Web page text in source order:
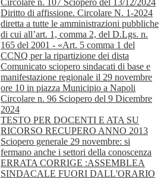
Circolare n. 107 Sciopero del 13/12/2024
Diritto di affissione. Circolare N. 1-2024
diretta a tutte le amministrazioni pubbliche
di cui all’art. 1, comma 2, del D.Lgs. n.
165 del 2001 - «Art. 5 comma 1 del
CCNQ per la ripartizione dei dista
Comunicato sciopero sindacati di base e
manifestazione regionale il 29 novembre
ore 10 in piazza Municipio a Napoli
Circolare n. 96 Sciopero del 9 Dicembre
2024
TESTO PER DOCENTI E ATA SU
RICORSO RECUPERO ANNO 2013
Sciopero generale 29 novembre: si
fermano anche i settori della conoscenza
ERRATA CORRIGE :ASSEMBLEA
SINDACALE FUORI DALL'ORARIO